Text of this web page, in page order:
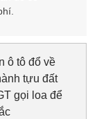
ô tô đổ về
tựu đất
gọi loa để